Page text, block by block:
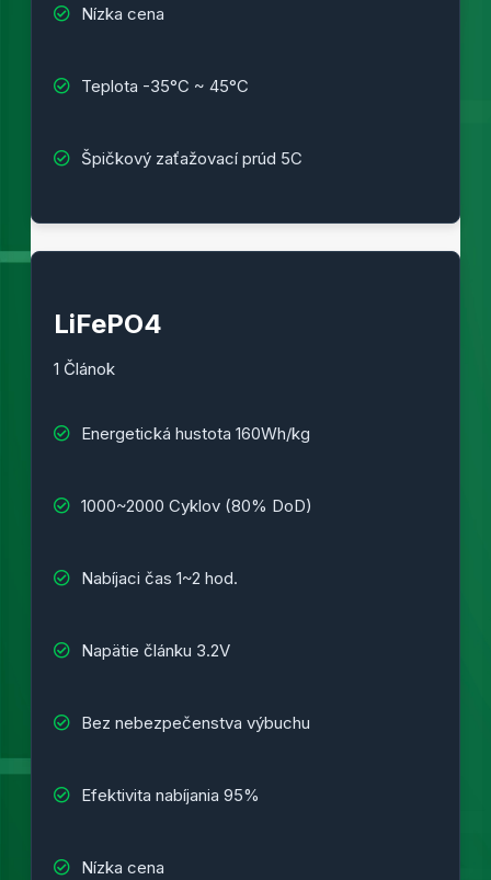
Nízka cena
Teplota -35°C ~ 45°C
Špičkový zaťažovací prúd 5C
LiFePO4
1 Článok
Energetická hustota 160Wh/kg
1000~2000 Cyklov (80% DoD)
Nabíjaci čas 1~2 hod.
Napätie článku 3.2V
Bez nebezpečenstva výbuchu
Efektivita nabíjania 95%
Nízka cena